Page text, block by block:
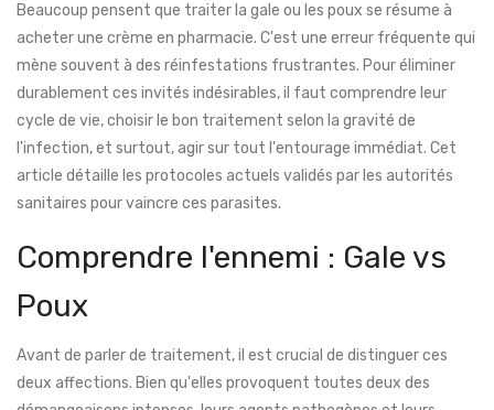
Beaucoup pensent que traiter la gale ou les poux se résume à
acheter une crème en pharmacie. C'est une erreur fréquente qui
mène souvent à des réinfestations frustrantes. Pour éliminer
durablement ces invités indésirables, il faut comprendre leur
cycle de vie, choisir le bon traitement selon la gravité de
l'infection, et surtout, agir sur tout l'entourage immédiat. Cet
article détaille les protocoles actuels validés par les autorités
sanitaires pour vaincre ces parasites.
Comprendre l'ennemi : Gale vs
Poux
Avant de parler de traitement, il est crucial de distinguer ces
deux affections. Bien qu'elles provoquent toutes deux des